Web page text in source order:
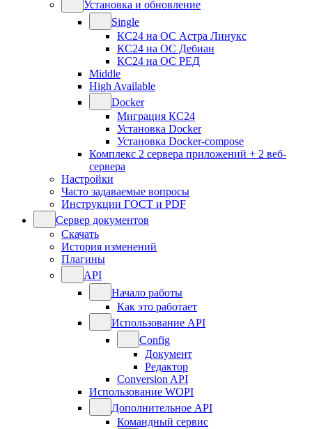
Установка и обновление
Single
КС24 на ОС Астра Линукс
КС24 на ОС Дебиан
КС24 на ОС РЕД
Middle
High Available
Docker
Миграция КС24
Установка Docker
Установка Docker-compose
Комплекс 2 сервера приложений + 2 веб-
сервера
Настройки
Часто задаваемые вопросы
Инструкции ГОСТ и PDF
Сервер документов
Скачать
История изменений
Плагины
API
Начало работы
Как это работает
Использование API
Config
Документ
Редактор
Conversion API
Использование WOPI
Дополнительное API
Командный сервис